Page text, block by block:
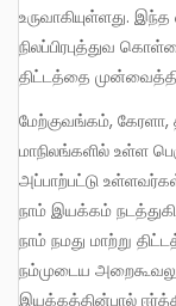
உருவாகியுள்ளது.
நிலப்பிரபுத்துவ
திட்டத்தை
மேற்குவங்கம், கேரளா, திரிபுரா ஆகிய மூன்று மாநிலங்களைத் தவிர மற்ற
மாநிலங்களில் உள்ள
அப்பாற்பட்டு
நாம் இயக்கம்
நாம் நமது மாற்று
நம்முடைய
இயக்கத்தின்பால்